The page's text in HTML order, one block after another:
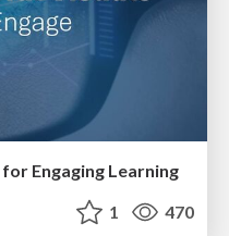
Engaging Learning
1 470